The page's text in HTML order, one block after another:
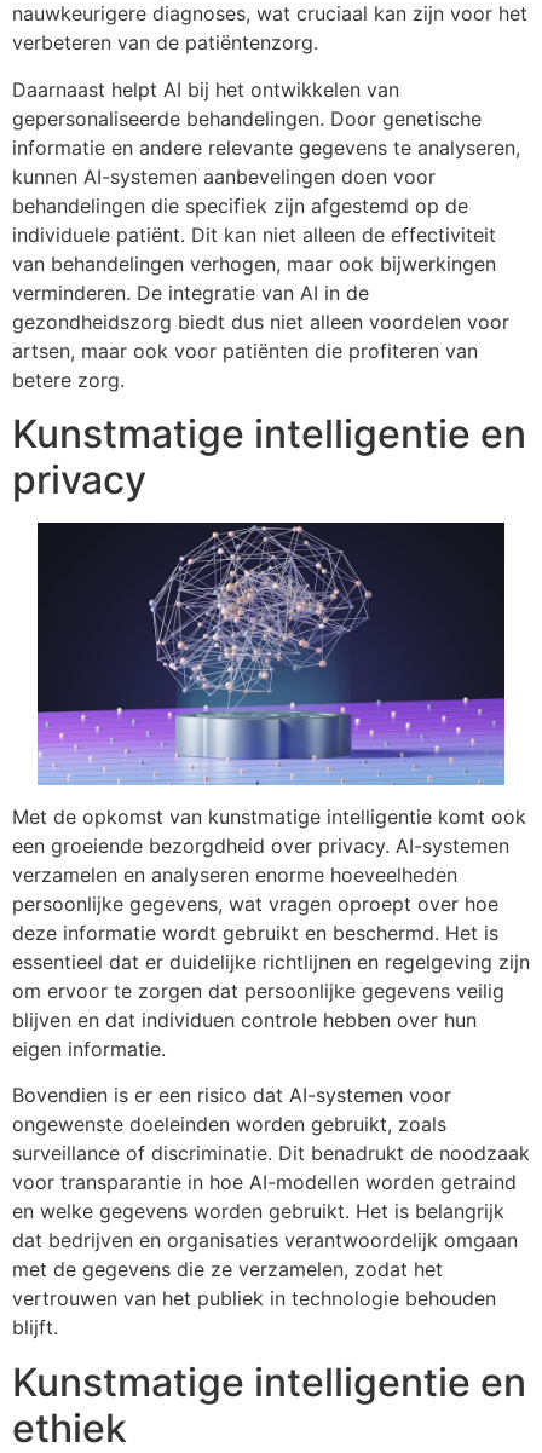
nauwkeurigere diagnoses, wat cruciaal kan zijn voor het
verbeteren van de patiëntenzorg.
Daarnaast helpt AI bij het ontwikkelen van
gepersonaliseerde behandelingen. Door genetische
informatie en andere relevante gegevens te analyseren,
kunnen AI-systemen aanbevelingen doen voor
behandelingen die specifiek zijn afgestemd op de
individuele patiënt. Dit kan niet alleen de effectiviteit
van behandelingen verhogen, maar ook bijwerkingen
verminderen. De integratie van AI in de
gezondheidszorg biedt dus niet alleen voordelen voor
artsen, maar ook voor patiënten die profiteren van
betere zorg.
Kunstmatige intelligentie en
privacy
Met de opkomst van kunstmatige intelligentie komt ook
een groeiende bezorgdheid over privacy. AI-systemen
verzamelen en analyseren enorme hoeveelheden
persoonlijke gegevens, wat vragen oproept over hoe
deze informatie wordt gebruikt en beschermd. Het is
essentieel dat er duidelijke richtlijnen en regelgeving zijn
om ervoor te zorgen dat persoonlijke gegevens veilig
blijven en dat individuen controle hebben over hun
eigen informatie.
Bovendien is er een risico dat AI-systemen voor
ongewenste doeleinden worden gebruikt, zoals
surveillance of discriminatie. Dit benadrukt de noodzaak
voor transparantie in hoe AI-modellen worden getraind
en welke gegevens worden gebruikt. Het is belangrijk
dat bedrijven en organisaties verantwoordelijk omgaan
met de gegevens die ze verzamelen, zodat het
vertrouwen van het publiek in technologie behouden
blijft.
Kunstmatige intelligentie en
ethiek